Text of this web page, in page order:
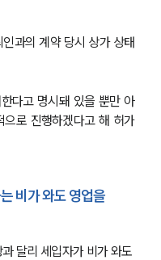
과의 계약 당시 상가 상태
다고 명시돼 있을 뿐만 아
로 진행하겠다고 해 허가
비가 와도 영업을
달리 세입자가 비가 와도